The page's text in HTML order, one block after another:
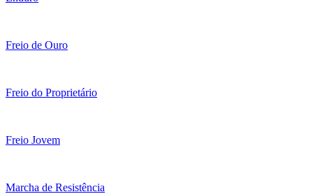
Freio de Ouro
Freio do Proprietário
Freio Jovem
Marcha de Resistência